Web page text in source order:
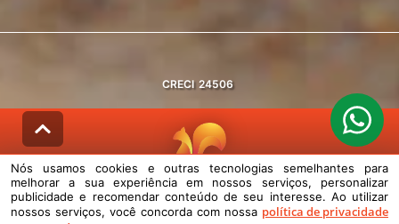
CRECI 24506
© DESENVOLVIDO PELAAGIL.NET
Nós usamos cookies e outras tecnologias semelhantes para melhorar a
Nós usamos cookies e outras tecnologias semelhantes para
melhorar a sua experiência em nossos serviços, personalizar
publicidade e recomendar conteúdo de seu interesse. Ao utilizar
nossos serviços, você concorda com nossa política de privacidade